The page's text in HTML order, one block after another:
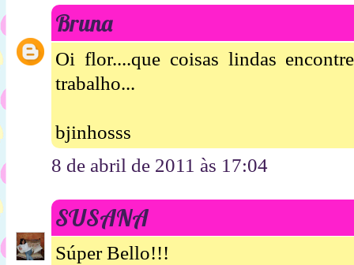
Bruna
Oi flor....que coisas lindas
trabalho...
bjinhosss
8 de abril de 2011 às 17:04
SUSANA
Súper Bello!!!